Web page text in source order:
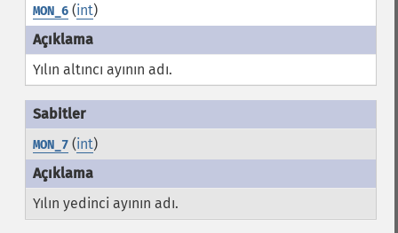
MON_6(int)
Yılın altıncı ayının adı.
MON_7(int)
Yılın yedinci ayının adı.